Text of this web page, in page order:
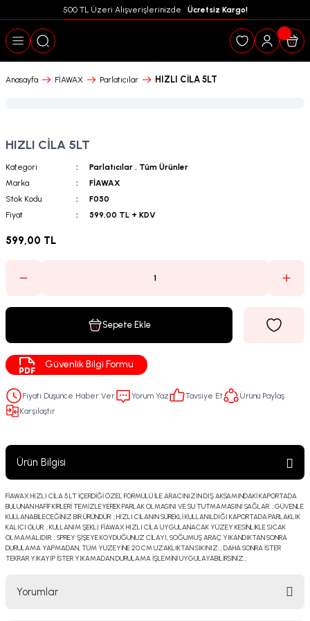
500 TL Üzeri Alışverişlerinizde Ücretsiz Kargo!
Geri Dön
Anasayfa FİAWAX Parlatıcılar HIZLI CİLA 5LT
HIZLI CİLA 5LT
Kategori Parlatıcılar , Tüm Ürünler
Marka
FİAWAX
Stok Kodu
F050
Fiyat
599,00 TL + KDV
599,00 TL
Sepete Ekle
Güvenlik Bilgi Formu
Fiyatı Düşünce Haber Ver Yorum Yaz Tavsiye Et
Ürünü Paylaş
Karşılaştır
Ürün Bilgisi
FİAWAX HIZLI CİLA 5 LT İÇERDİĞİ ÖZEL FORMÜLÜ İLE ARACINIZIN DIŞ AKSAMINDAKİ KAPORTADA
BULUNAN HAFİF KİRLERİ TEMİZLEYEREK PARLAK OLMASINI VE SU TUTMAMASINI SAĞLAR. ; GÜVENLE
KULLANABİLECEĞİNİZ BİR ÜRÜNDÜR. ; HIZLI CİLANIN SÜREKLİ KULLANILDIĞI KAPORTADA PARLAKLIK
KALICI OLUR. ; KULLANIM ŞEKLİ: FİAWAX HIZLI CİLA UYGULANACAK YÜZEY KESİNLİKLE SICAK
OLMAMALIDIR. ; SPREY ŞİŞEYE KOYDUĞUNUZ CİLAYI, SOĞUMUŞ ARAÇ YIKANDIKTAN SONRA
DURULAMA YAPMADAN, TÜM YÜZEYİNE 20 CM UZAKLIKTAN SIKINIZ. ; DAHA SONRA İSTER
TEKRAR YIKAYIP İSTER YIKAMADAN DURULAMA İŞLEMİNİ UYGULAYABİLİRSİNİZ.;
Yorumlar